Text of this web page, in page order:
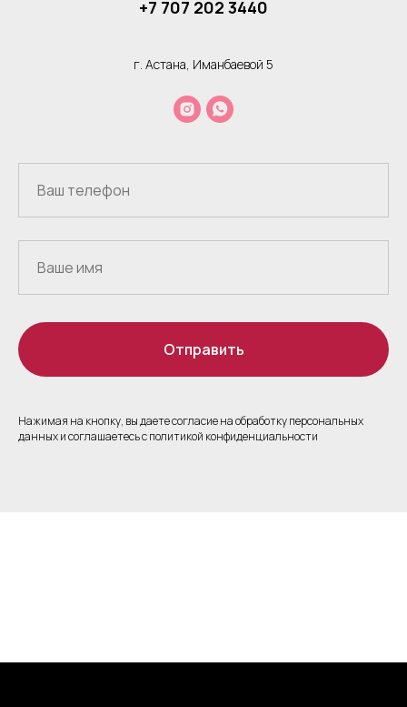
+7 707 202 3440
г. Астана, Иманбаевой 5
Отправить
Нажимая на кнопку, вы даете согласие на обработку персональных
данных и соглашаетесь c политикой конфиденциальности